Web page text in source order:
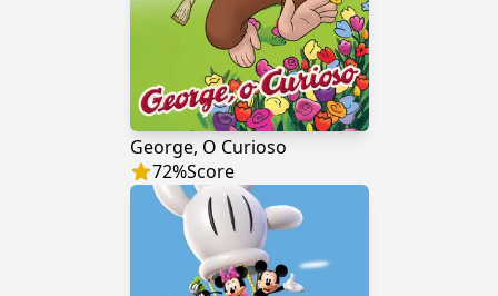
George, O Curioso
72%Score